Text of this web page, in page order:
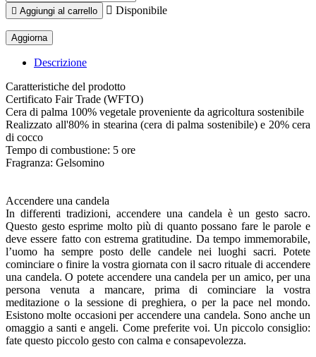
 Aggiungi al carrello  Disponibile
Descrizione
Caratteristiche del prodotto
Certificato Fair Trade (WFTO)
Cera di palma 100% vegetale proveniente da agricoltura sostenibile
Realizzato all'80% in stearina (cera di palma sostenibile) e 20% cera
di cocco
Tempo di combustione: 5 ore
Fragranza: Gelsomino
Accendere una candela
In differenti tradizioni, accendere una candela è un gesto sacro.
Questo gesto esprime molto più di quanto possano fare le parole e
deve essere fatto con estrema gratitudine. Da tempo immemorabile,
l’uomo ha sempre posto delle candele nei luoghi sacri. Potete
cominciare o finire la vostra giornata con il sacro rituale di accendere
una candela. O potete accendere una candela per un amico, per una
persona venuta a mancare, prima di cominciare la vostra
meditazione o la sessione di preghiera, o per la pace nel mondo.
Esistono molte occasioni per accendere una candela. Sono anche un
omaggio a santi e angeli. Come preferite voi. Un piccolo consiglio:
fate questo piccolo gesto con calma e consapevolezza.